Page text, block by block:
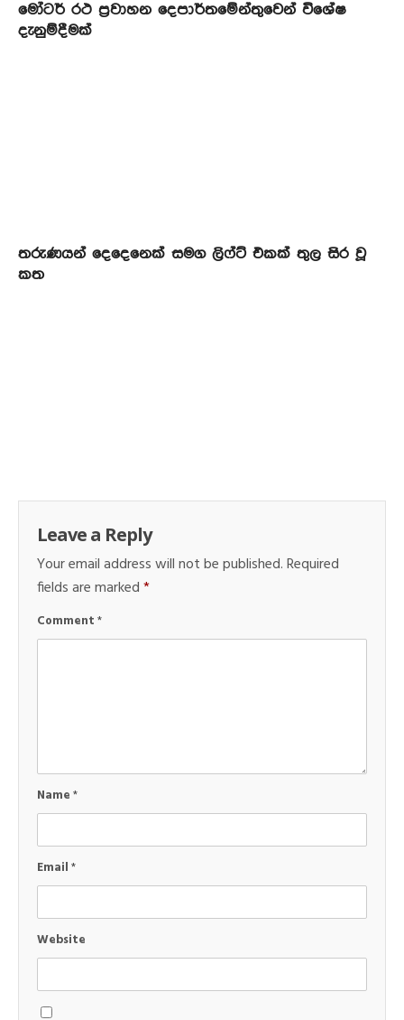
මෝටර් රථ ප්‍රවාහන දෙපාර්තමේන්තුවෙන් විශේෂ
දැනුම්දීමක්
තරුණයන් දෙදෙනෙක් සමග ලිෆ්ට් එකක් තුල සිර වූ
කත
Leave a Reply
Your email address will not be published.Required
fields are marked*
Comment*
Name*
Email*
Website